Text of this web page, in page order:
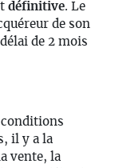
définitive. Le
de son
de 2 mois
conditions
il y a la
vente, la